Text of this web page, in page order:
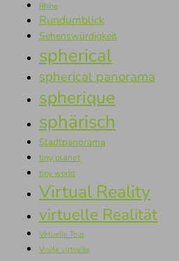
Rhine
Rundumblick
Sehenswürdigkeit
spherical
spherical panorama
spherique
sphärisch
Stadtpanorama
tiny planet
tiny world
Virtual Reality
virtuelle Realität
Virtuelle Tour
Visite virtuelle